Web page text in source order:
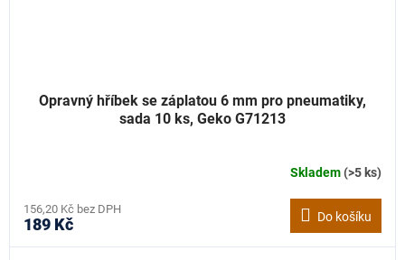
Opravný hříbek se záplatou 6 mm pro pneumatiky,
sada 10 ks, Geko G71213
Skladem(>5 ks)
156,20 Kč bez DPH
189 Kč Do košíku